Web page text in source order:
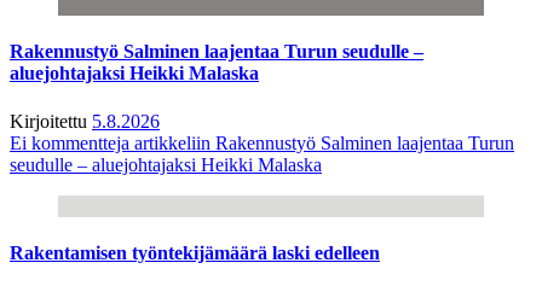
Rakennustyö Salminen laajentaa Turun seudulle –
aluejohtajaksi Heikki Malaska
Kirjoitettu 5.8.2026
Ei kommentteja artikkeliin Rakennustyö Salminen laajentaa Turun
seudulle – aluejohtajaksi Heikki Malaska
Rakentamisen työntekijämäärä laski edelleen